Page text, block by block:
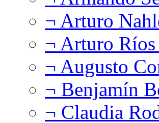
¬ Arturo
¬ Arturo
¬ Augusto
¬ Benjamín
¬ Claudia